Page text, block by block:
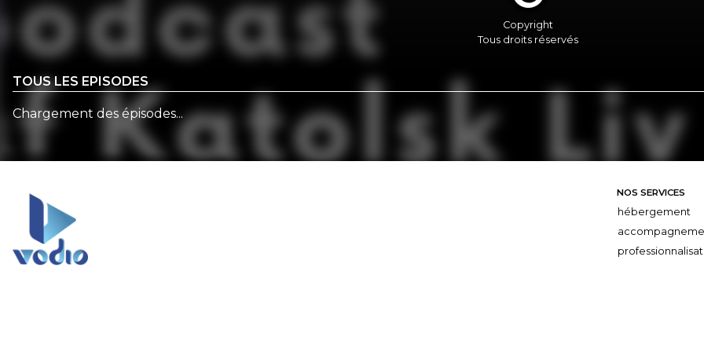
Copyright
Tous droits réservés
TOUS LES EPISODES
Chargement des épisodes...
NOS SERVICES
hébergement